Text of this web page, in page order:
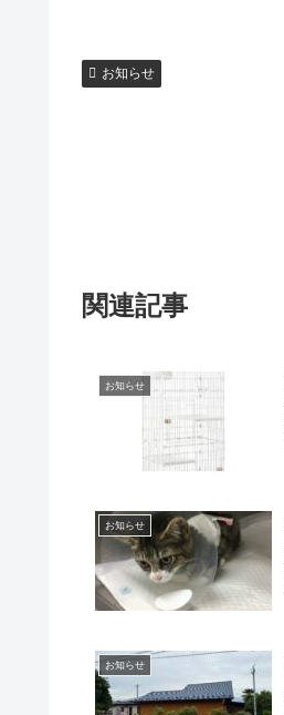
お知らせ
関連記事
お知らせ
お知らせ
お知らせ